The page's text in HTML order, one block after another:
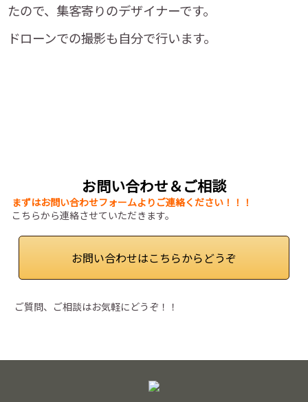
たので、集客寄りのデザイナーです。
ドローンでの撮影も自分で行います。
お問い合わせ＆ご相談
まずはお問い合わせフォームよりご連絡ください！！！
こちらから連絡させていただきます。
お問い合わせはこちらからどうぞ
ご質問、ご相談はお気軽にどうぞ！！